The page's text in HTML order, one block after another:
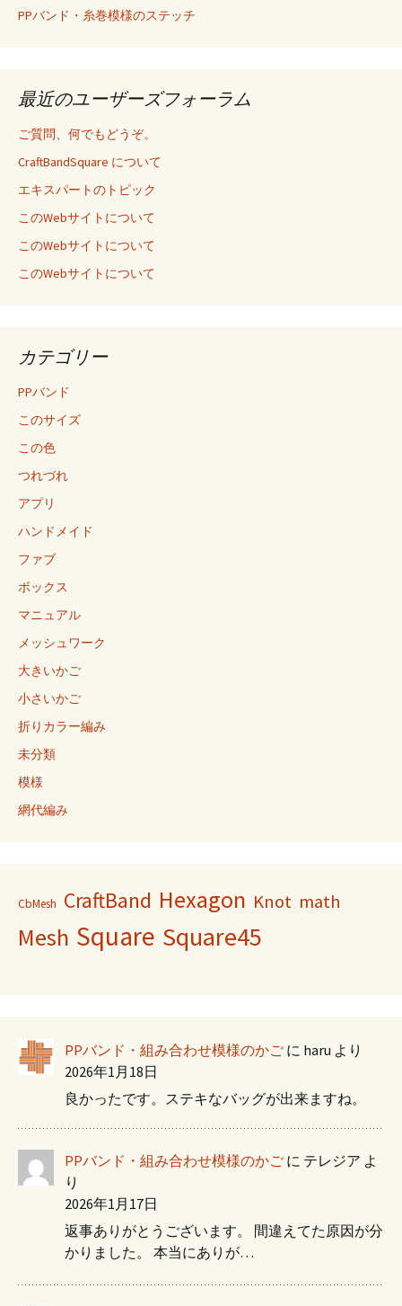
PPバンド・糸巻模様のステッチ
最近のユーザーズフォーラム
ご質問、何でもどうぞ。
CraftBandSquare について
エキスパートのトピック
このWebサイトについて
このWebサイトについて
このWebサイトについて
カテゴリー
PPバンド
このサイズ
この色
つれづれ
アプリ
ハンドメイド
ファブ
ボックス
マニュアル
メッシュワーク
大きいかご
小さいかご
折りカラー編み
未分類
模様
網代編み
CbMesh CraftBand Hexagon Knot math
Mesh Square Square45
PPバンド・組み合わせ模様のかご に haru より
2026年1月18日
良かったです。ステキなバッグが出来ますね。
PPバンド・組み合わせ模様のかご に テレジア よ
り
2026年1月17日
返事ありがとうございます。 間違えてた原因が分
かりました。 本当にありが…